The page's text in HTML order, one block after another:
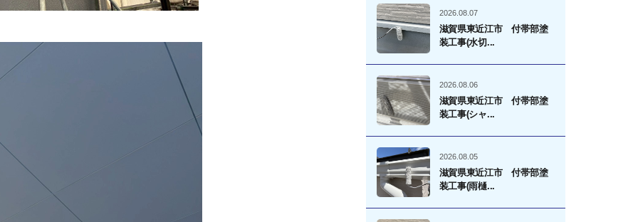
2026.08.07
滋賀県東近江市 付帯部塗
装工事(水切...
2026.08.06
滋賀県東近江市 付帯部塗
装工事(シャ...
2026.08.05
滋賀県東近江市 付帯部塗
装工事(雨樋...